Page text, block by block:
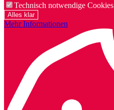
Technisch notwendige Cookies
Alles klar
Mehr Informationen